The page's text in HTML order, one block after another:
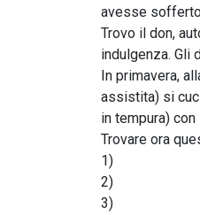
avesse
Trovo il don,
indulgenza. Gli
In primavera,
assistita) si
in tempura)
Trovare ora
1)
2)
3)